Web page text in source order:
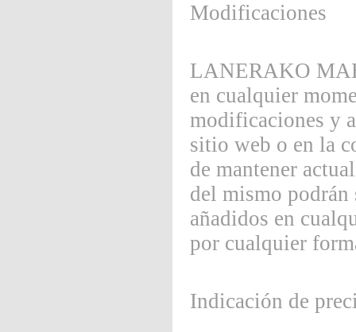
Modificaciones
LANERAKO
en cualquier
modificaciones y
sitio web o en la
de mantener
del mismo
añadidos en
por cualquier
Indicación de